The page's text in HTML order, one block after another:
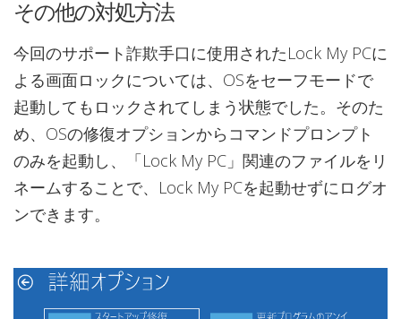
その他の対処方法
今回のサポート詐欺手口に使用されたLock My PCに
よる画面ロックについては、OSをセーフモードで
起動してもロックされてしまう状態でした。そのた
め、OSの修復オプションからコマンドプロンプト
のみを起動し、「Lock My PC」関連のファイルをリ
ネームすることで、Lock My PCを起動せずにログオ
ンできます。